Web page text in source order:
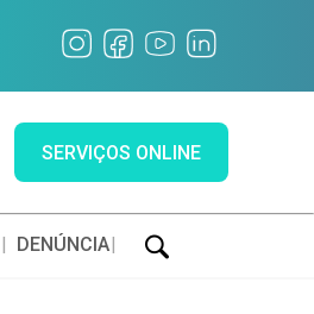
SERVIÇOS ONLINE
DENÚNCIA